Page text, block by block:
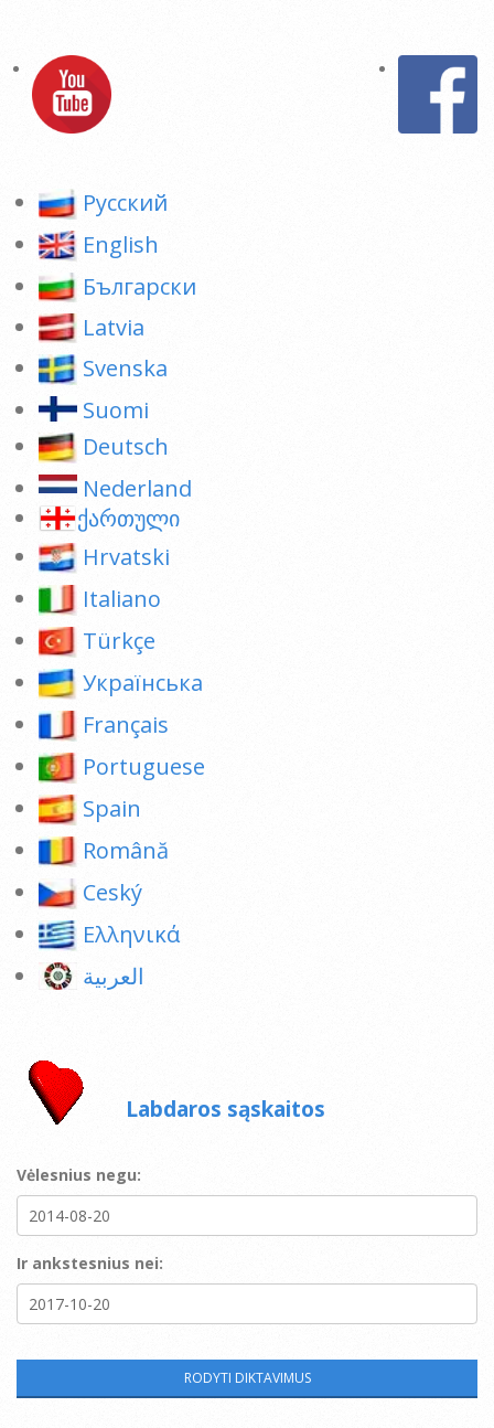
Pусский
English
Български
Latvia
Svenska
Suomi
Deutsch
Nederland
ქართული
Hrvatski
Italiano
Türkçe
Українська
Français
Portuguese
Spain
Română
Ceský
Ελληνικά
العربية
Labdaros sąskaitos
Vėlesnius negu:
Ir ankstesnius nei: